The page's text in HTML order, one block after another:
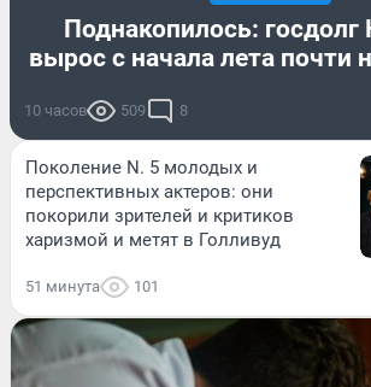
Поднакопилось: госдолг
вырос с начала лета почти
10 часов 509 8
Поколение N. 5 молодых и
перспективных актеров: они
покорили зрителей и критиков
харизмой и метят в Голливуд
51 минута 101